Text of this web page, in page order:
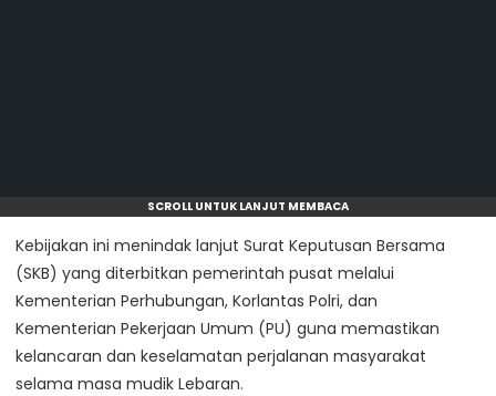
SCROLL UNTUK LANJUT MEMBACA
Kebijakan ini menindak lanjut Surat Keputusan Bersama
(SKB) yang diterbitkan pemerintah pusat melalui
Kementerian Perhubungan, Korlantas Polri, dan
Kementerian Pekerjaan Umum (PU) guna memastikan
kelancaran dan keselamatan perjalanan masyarakat
selama masa mudik Lebaran.